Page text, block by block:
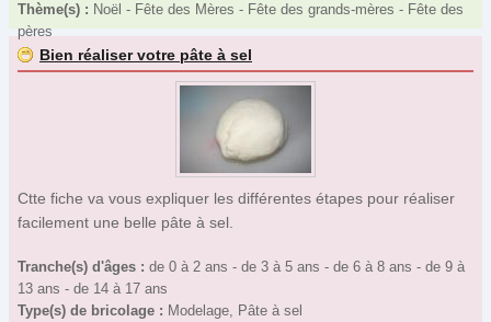
Thème(s) : Noël - Fête des Mères - Fête des grands-mères - Fête des
pères
Bien réaliser votre pâte à sel
Ctte fiche va vous expliquer les différentes étapes pour réaliser
facilement une belle pâte à sel.
Tranche(s) d'âges : de 0 à 2 ans - de 3 à 5 ans - de 6 à 8 ans - de 9 à
13 ans - de 14 à 17 ans
Type(s) de bricolage : Modelage, Pâte à sel